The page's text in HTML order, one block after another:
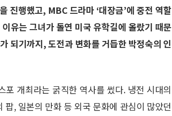
진행했고, MBC 드라마 ‘대장금’에 중전 역할
유는 그녀가 돌연 미국 유학길에 올랐기 때문
되기까지, 도전과 변화를 거듭한 박정숙의 인
개최라는 굵직한 역사를 썼다. 냉전 시대의
, 일본의 만화 등 외국 문화에 관심이 많았던